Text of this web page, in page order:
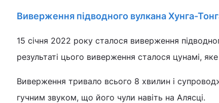
Виверження підводного вулкана Хунга-
15 січня 2022 року сталося виверження
результаті цього виверження сталося цунамі,
Виверження тривало всього 8 хвилин і
гучним звуком, що його чули навіть на Алясці.